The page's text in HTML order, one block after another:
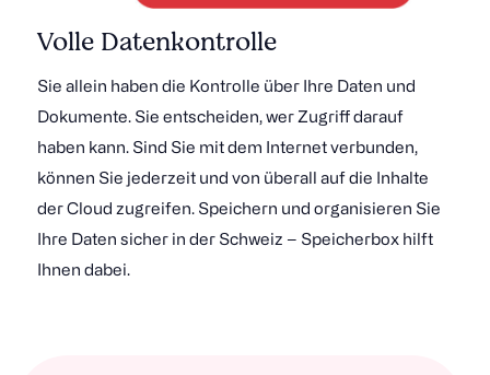
Volle Datenkontrolle
Sie allein haben die Kontrolle über Ihre Daten und
Dokumente. Sie entscheiden, wer Zugriff darauf
haben kann. Sind Sie mit dem Internet verbunden,
können Sie jederzeit und von überall auf die Inhalte
der Cloud zugreifen. Speichern und organisieren Sie
Ihre Daten sicher in der Schweiz – Speicherbox hilft
Ihnen dabei.